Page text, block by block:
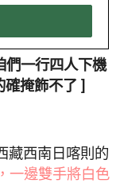
們一行四人下機
掩飾不了 ]
藏西南日喀則的
一邊雙手將白色